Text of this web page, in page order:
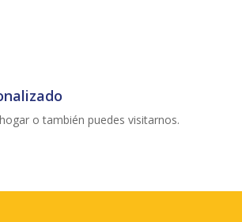
o también puedes visitarnos.